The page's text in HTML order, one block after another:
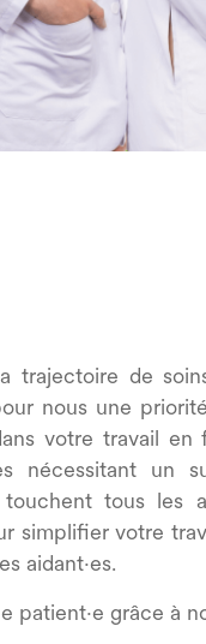
trajectoire de
nous une
votre travail en
nécessitant un
touchent tous les
simplifier votre
aidant·es.
patient·e grâce à